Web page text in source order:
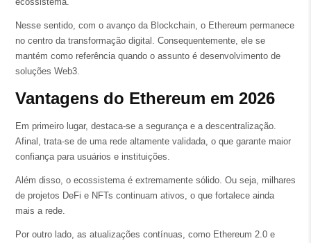
Nesse sentido, com o avanço da Blockchain, o Ethereum permanece
no centro da transformação digital. Consequentemente, ele se
mantém como referência quando o assunto é desenvolvimento de
soluções Web3.
Vantagens do Ethereum em 2026
Em primeiro lugar, destaca-se a segurança e a descentralização.
Afinal, trata-se de uma rede altamente validada, o que garante maior
confiança para usuários e instituições.
Além disso, o ecossistema é extremamente sólido. Ou seja, milhares
de projetos DeFi e NFTs continuam ativos, o que fortalece ainda
mais a rede.
Por outro lado, as atualizações contínuas, como Ethereum 2.0 e